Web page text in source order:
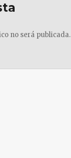
no será publicada.